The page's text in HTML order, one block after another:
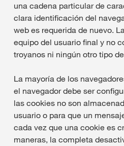
una cadena particular de
clara identificación del
web es requerida de nuevo.
equipo del usuario final y no
troyanos ni ningún otro tipo
La mayoría de los
el navegador debe ser
las cookies no son
usuario o para que un
cada vez que una cookie es
maneras, la completa